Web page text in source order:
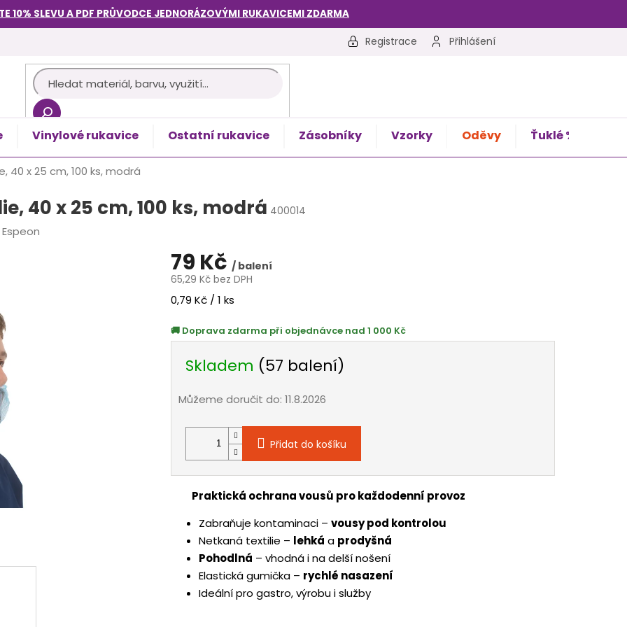
10% SLEVU A PDF PRŮVODCE JEDNORÁZOVÝMI RUKAVICEMI ZDARMA
Registrace Přihlášení
Vinylové rukavice Ostatní rukavice Zásobníky Vzorky Oděvy Ťuklé %
40 x 25 cm, 100 ks, modrá
40 x 25 cm, 100 ks, modrá 400014
Espeon
79 Kč / balení
65,29 Kč bez DPH
Měrná
0,79 Kč / 1 ks
Doprava zdarma při objednávce nad 1 000 Kč
Skladem (57 balení)
Můžeme doručit do: 11.8.2026
Přidat do košíku
Praktická ochrana vousů pro každodenní provoz
Zabraňuje kontaminaci – vousy pod kontrolou
Netkaná textilie – lehká a prodyšná
Pohodlná – vhodná i na delší nošení
Elastická gumička – rychlé nasazení
Ideální pro gastro, výrobu i služby